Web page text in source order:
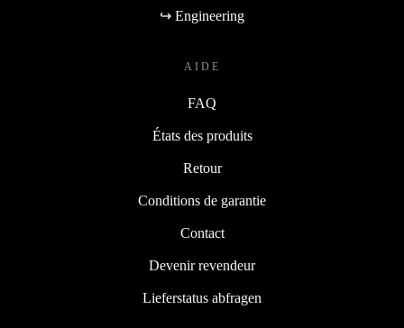
↪ Engineering
AIDE
FAQ
États des produits
Retour
Conditions de garantie
Contact
Devenir revendeur
Lieferstatus abfragen